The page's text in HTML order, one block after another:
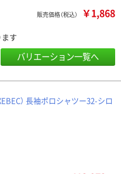
販売価格（税込） ￥1,868
す
バリエーション一覧へ
） 長袖ポロシャツー32-シロ